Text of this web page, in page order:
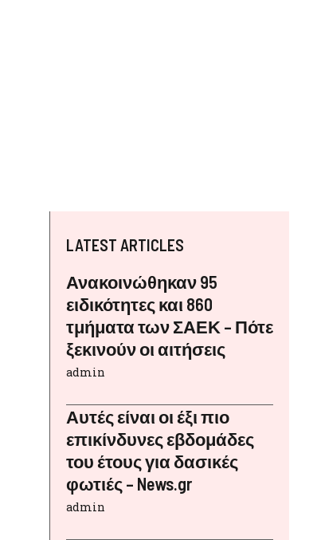
LATEST ARTICLES
Ανακοινώθηκαν 95
ειδικότητες και 860
τμήματα των ΣΑΕΚ – Πότε
ξεκινούν οι αιτήσεις
admin
Αυτές είναι οι έξι πιο
επικίνδυνες εβδομάδες
του έτους για δασικές
φωτιές – News.gr
admin